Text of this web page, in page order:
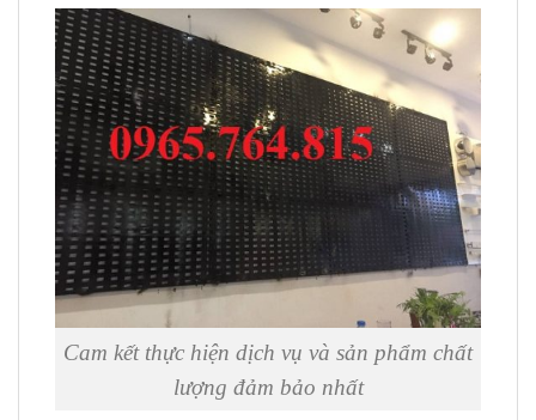
Cam kết thực hiện dịch vụ và sản phẩm chất
lượng đảm bảo nhất